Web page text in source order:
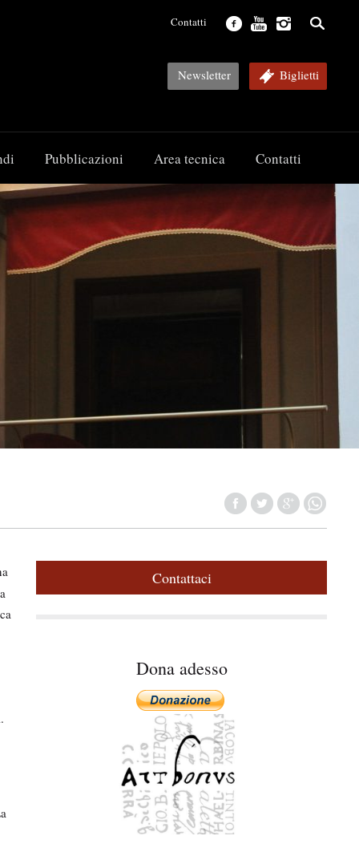
Contatti
Newsletter Biglietti
Pubblicazioni Area tecnica Contatti
Contattaci
Dona adesso